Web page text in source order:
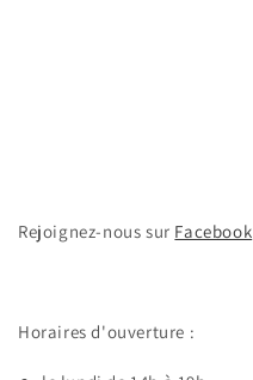
Rejoignez-nous sur Facebook
Horaires d'ouverture :